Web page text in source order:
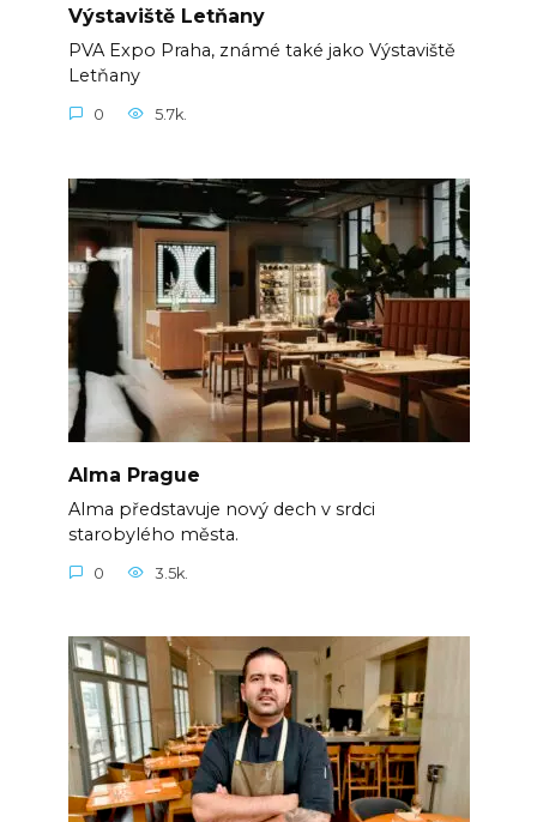
Výstaviště Letňany
PVA Expo Praha, známé také jako Výstaviště
Letňany
0 5.7k.
Alma Prague
Alma představuje nový dech v srdci
starobylého města.
0 3.5k.